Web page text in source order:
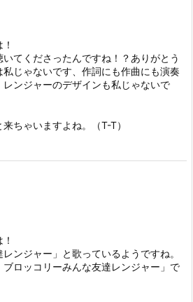
てくださったんですね！？ありがとう
じゃないです、作詞にも作曲にも演奏
ンジャーのデザインも私じゃないで
ちゃいますよね。（T-T）
ンジャー」と歌っているようですね。
ロッコリーみんな友達レンジャー」で